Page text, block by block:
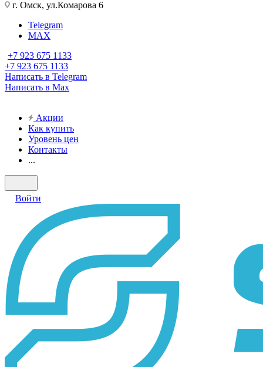
г. Омск, ул.Комарова 6
Telegram
MAX
+7 923 675 1133
+7 923 675 1133
Написать в Telegram
Написать в Max
Акции
Как купить
Уровень цен
Контакты
...
Войти